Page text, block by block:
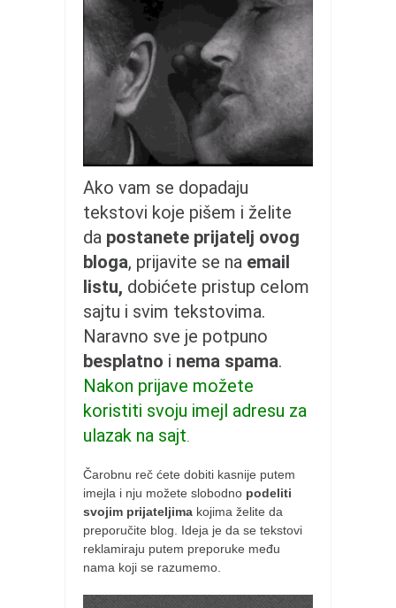
članarina
kontakt
besplatna e-knjiga
termini treninga
kontakt
Ako vam se dopadaju
tekstovi koje pišem i želite
da postanete prijatelj ovog
bloga, prijavite se na email
listu, dobićete pristup celom
sajtu i svim tekstovima.
Naravno sve je potpuno
besplatno i nema spama.
Nakon prijave možete
koristiti svoju imejl adresu za
ulazak na sajt
Čarobnu reč ćete dobiti kasnije putem
imejla i nju možete slobodno podeliti
svojim prijateljima kojima želite da
preporučite blog. Ideja je da se tekstovi
reklamiraju putem preporuke među
nama koji se razumemo.